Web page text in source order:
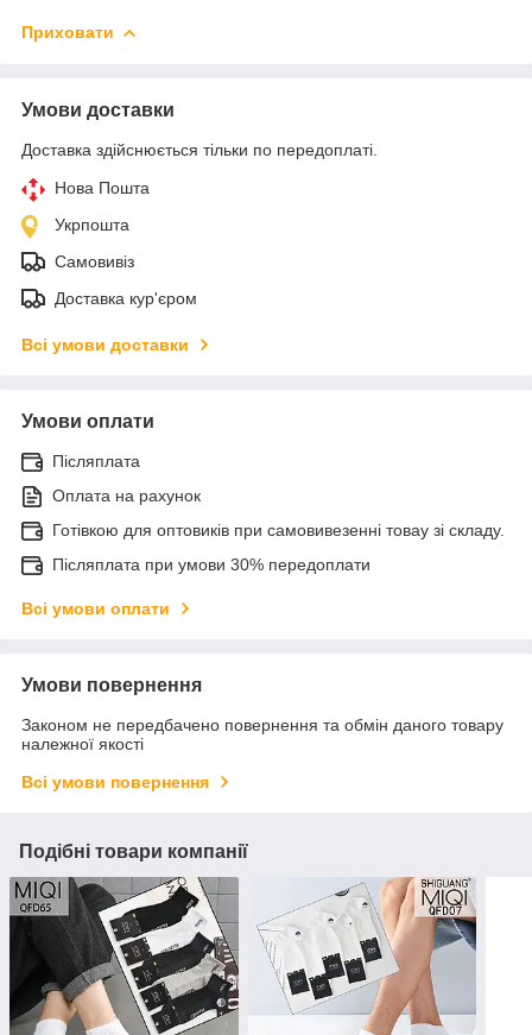
Приховати
Умови доставки
Доставка здійснюється тільки по передоплаті.
Нова Пошта
Укрпошта
Самовивіз
Доставка кур'єром
Всі умови доставки
Умови оплати
Післяплата
Оплата на рахунок
Готівкою для оптовиків при самовивезенні товау зі складу.
Післяплата при умови 30% передоплати
Всі умови оплати
Умови повернення
Законом не передбачено повернення та обмін даного товару
належної якості
Всі умови повернення
Подібні товари компанії